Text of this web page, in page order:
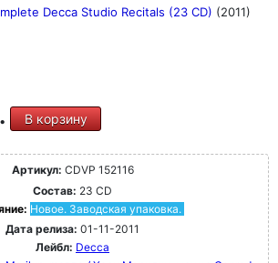
Decca Studio Recitals (23 CD) (2011)
В корзину
Артикул: CDVP 152116
Состав: 23 CD
Новое. Заводская упаковка.
Дата релиза: 01-11-2011
Лейбл: Decca